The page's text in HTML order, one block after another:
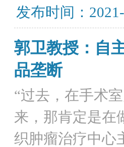
发布时间：
郭卫教授：自
品垄断
“过去，在手术
来，那肯定是在
织肿瘤治疗中心